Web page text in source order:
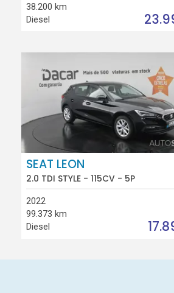
38.200 km
Diesel
SEAT LEON
2.0 TDI STYLE - 115CV - 5P
2022
99.373 km
Diesel